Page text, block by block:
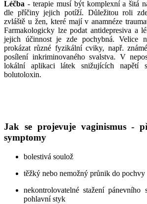
Léčba - terapie musí být komplexní a šitá
dle příčiny jejich potíží. Důležitou roli zde
zvláště u žen, které mají v anamnéze
Farmakologicky lze podat antidepresiva a
jejich účinnost je zde pochybná. Velice
prokázat různé fyzikální cviky, např.
posílení inkriminovaného svalstva. V
lokální aplikaci látek snižujících napětí
bolutoloxin.
Jak se projevuje vaginismus -
symptomy
bolestivá soulož
těžký nebo nemožný průnik do pochvy
nekontrolovatelné stažení
pohlavní styk